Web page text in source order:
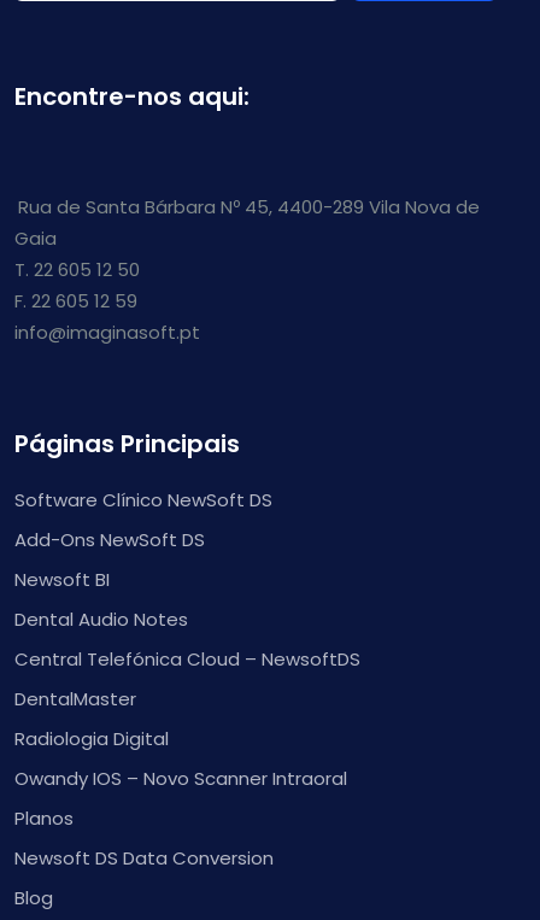
Encontre-nos aqui:
Rua de Santa Bárbara Nº 45, 4400-289 Vila Nova de
Gaia
T. 22 605 12 50
F. 22 605 12 59
info@imaginasoft.pt
Páginas Principais
Software Clínico NewSoft DS
Add-Ons NewSoft DS
Newsoft BI
Dental Audio Notes
Central Telefónica Cloud – NewsoftDS
DentalMaster
Radiologia Digital
Owandy IOS – Novo Scanner Intraoral
Planos
Newsoft DS Data Conversion
Blog